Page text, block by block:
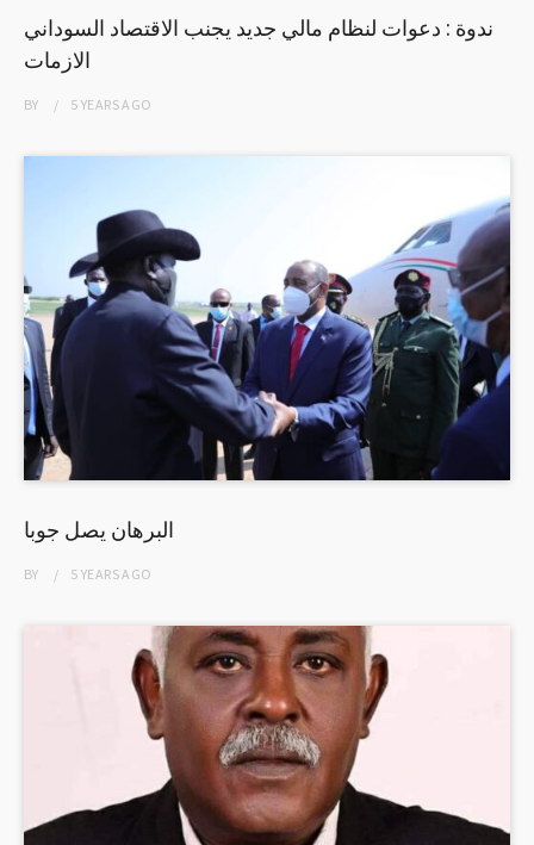
ندوة : دعوات لنظام مالي جديد يجنب الاقتصاد السوداني
الازمات
BY 5 YEARSAGO
البرهان يصل جوبا
BY 5 YEARSAGO